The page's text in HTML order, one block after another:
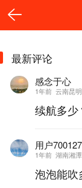
最新评论
感念于心
1年前 云南昆明
续航多少
用户
1年前 湖南湘潭
泡泡能吹